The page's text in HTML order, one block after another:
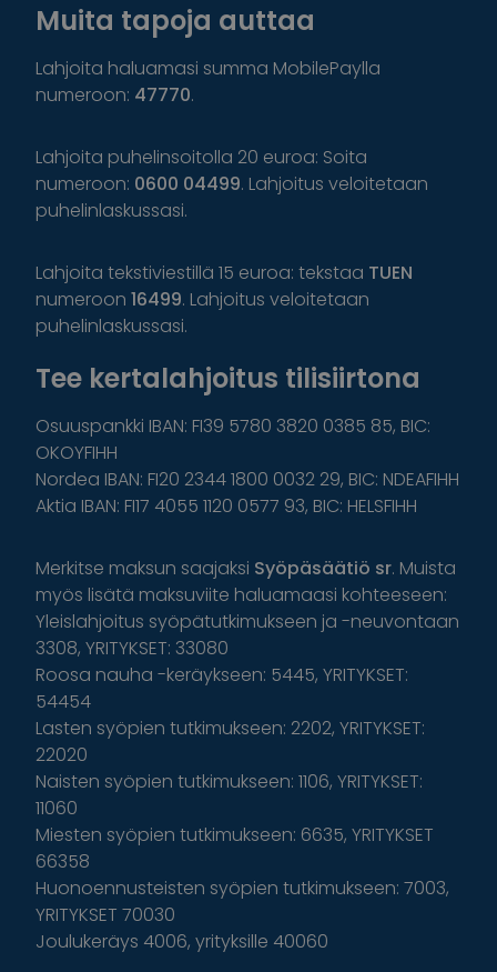
Muita tapoja auttaa
Lahjoita haluamasi summa MobilePaylla
numeroon: 47770.
Lahjoita puhelinsoitolla 20 euroa: Soita
numeroon: 0600 04499. Lahjoitus veloitetaan
puhelinlaskussasi.
Lahjoita tekstiviestillä 15 euroa: tekstaa TUEN
numeroon 16499. Lahjoitus veloitetaan
puhelinlaskussasi.
Tee kertalahjoitus tilisiirtona
Osuuspankki IBAN: FI39 5780 3820 0385 85, BIC:
OKOYFIHH
Nordea IBAN: FI20 2344 1800 0032 29, BIC: NDEAFIHH
Aktia IBAN: FI17 4055 1120 0577 93, BIC: HELSFIHH
Merkitse maksun saajaksi Syöpäsäätiö sr. Muista
myös lisätä maksuviite haluamaasi kohteeseen:
Yleislahjoitus syöpätutkimukseen ja -neuvontaan
3308, YRITYKSET: 33080
Roosa nauha -keräykseen: 5445, YRITYKSET:
54454
Lasten syöpien tutkimukseen: 2202, YRITYKSET:
22020
Naisten syöpien tutkimukseen: 1106, YRITYKSET:
11060
Miesten syöpien tutkimukseen: 6635, YRITYKSET
66358
Huonoennusteisten syöpien tutkimukseen: 7003,
YRITYKSET 70030
Joulukeräys 4006, yrityksille 40060